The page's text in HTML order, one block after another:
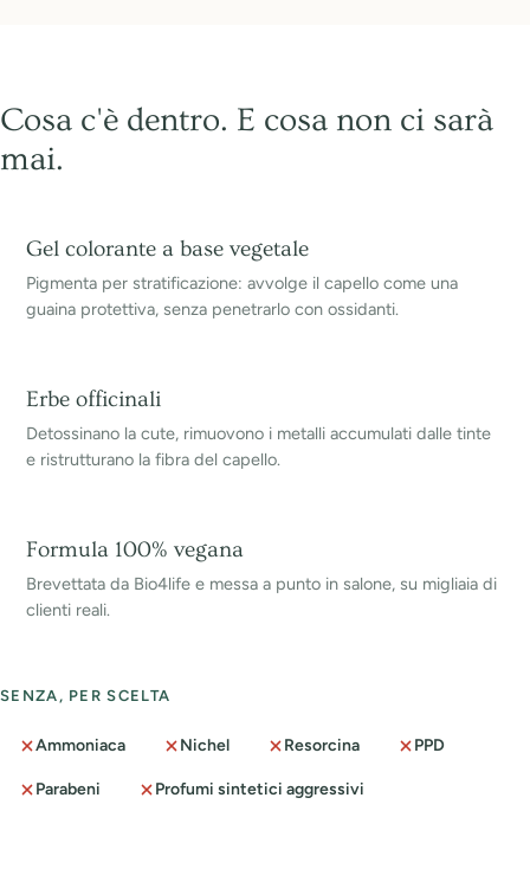
Cosa c'è dentro. E cosa non ci sarà
mai.
Gel colorante a base vegetale
Pigmenta per stratificazione: avvolge il capello come una
guaina protettiva, senza penetrarlo con ossidanti.
Erbe officinali
Detossinano la cute, rimuovono i metalli accumulati dalle tinte
e ristrutturano la fibra del capello.
Formula 100% vegana
Brevettata da Bio4life e messa a punto in salone, su migliaia di
clienti reali.
SENZA, PER SCELTA
Ammoniaca Nichel Resorcina PPD
Parabeni Profumi sintetici aggressivi